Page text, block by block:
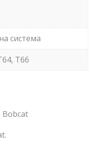
система
T66
Bobcat